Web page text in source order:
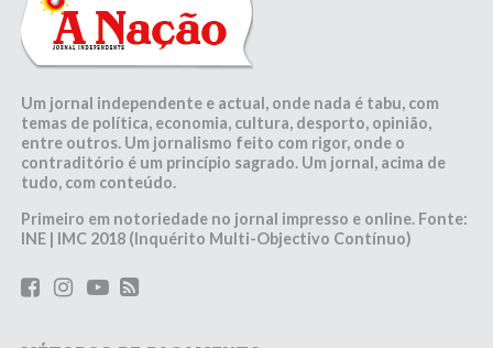
Um jornal independente e actual, onde nada é tabu, com
temas de política, economia, cultura, desporto, opinião,
entre outros. Um jornalismo feito com rigor, onde o
contraditório é um princípio sagrado. Um jornal, acima de
tudo, com conteúdo.
Primeiro em notoriedade no jornal impresso e online. Fonte:
INE | IMC 2018 (Inquérito Multi-Objectivo Contínuo)